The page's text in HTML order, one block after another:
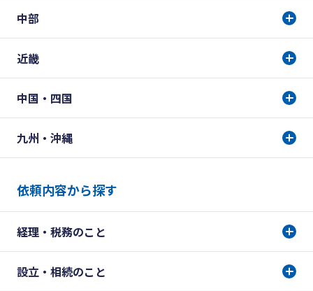
中部
近畿
中国・四国
九州・沖縄
依頼内容から探す
経理・税務のこと
設立・相続のこと